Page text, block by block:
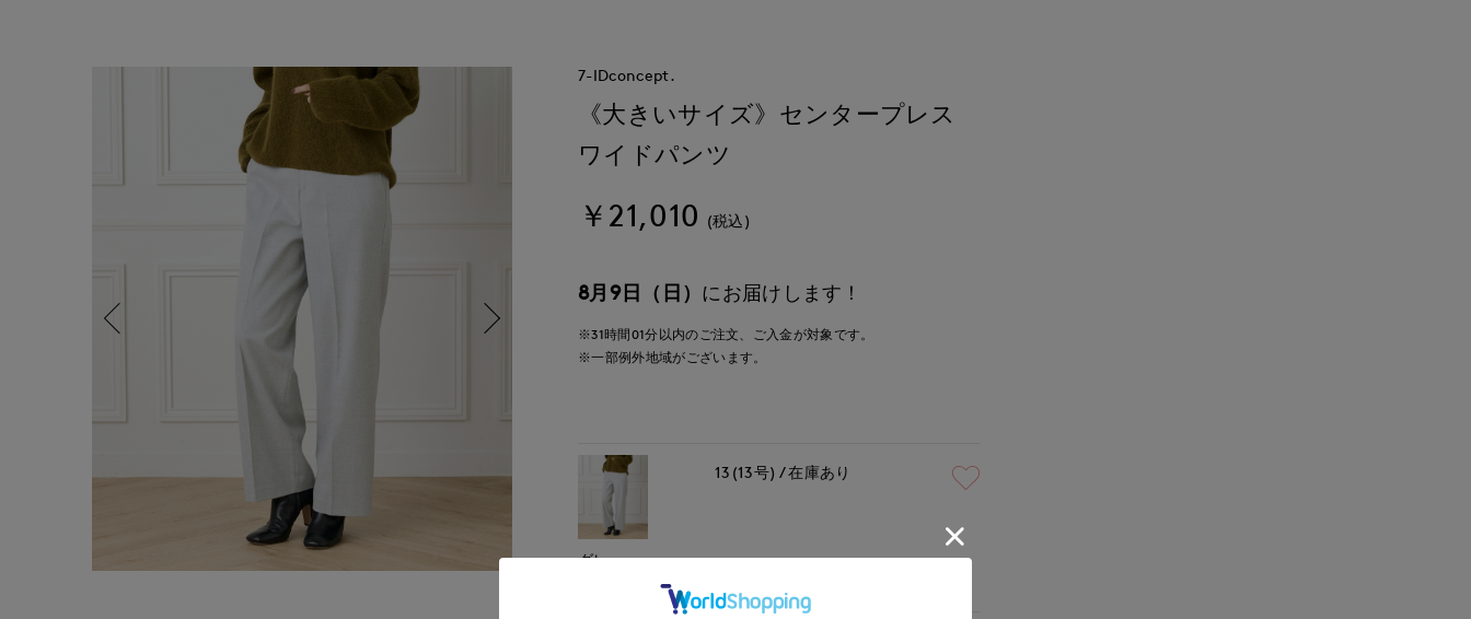
7-IDconcept.
《大きいサイズ》センタープレス
ワイドパンツ
￥21,010 (税込)
8月9日（日） にお届けします！
※31時間01分以内のご注文、ご入金が対象です。
※一部例外地域がございます。
グレー
￥21,010 (税込)
13(13号) 在庫あり